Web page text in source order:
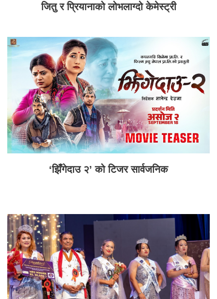
जितु र प्रियानाको लोभलाग्दो केमेस्ट्री
‘झिँगेदाउ २’ को टिजर सार्वजनिक